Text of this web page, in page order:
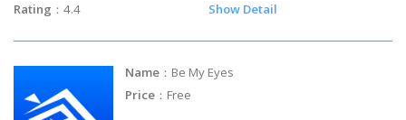
Rating ：4.4 Show Detail
Name ：Be My Eyes
Price ：Free